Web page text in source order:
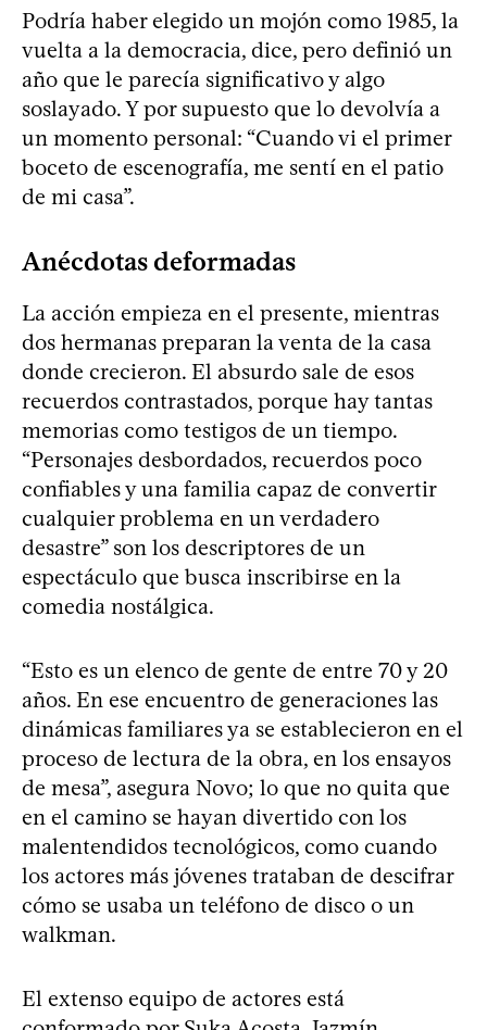
Podría haber elegido un mojón como 1985, la
vuelta a la democracia, dice, pero definió un
año que le parecía significativo y algo
soslayado. Y por supuesto que lo devolvía a
un momento personal: “Cuando vi el primer
boceto de escenografía, me sentí en el patio
de mi casa”.
Anécdotas deformadas
La acción empieza en el presente, mientras
dos hermanas preparan la venta de la casa
donde crecieron. El absurdo sale de esos
recuerdos contrastados, porque hay tantas
memorias como testigos de un tiempo.
“Personajes desbordados, recuerdos poco
confiables y una familia capaz de convertir
cualquier problema en un verdadero
desastre” son los descriptores de un
espectáculo que busca inscribirse en la
comedia nostálgica.
“Esto es un elenco de gente de entre 70 y 20
años. En ese encuentro de generaciones las
dinámicas familiares ya se establecieron en el
proceso de lectura de la obra, en los ensayos
de mesa”, asegura Novo; lo que no quita que
en el camino se hayan divertido con los
malentendidos tecnológicos, como cuando
los actores más jóvenes trataban de descifrar
cómo se usaba un teléfono de disco o un
walkman.
El extenso equipo de actores está